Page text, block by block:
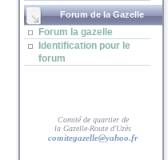
Forum de la Gazelle
Forum la gazelle
Identification pour le
forum
Comité de quartier de
la Gazelle-Route d'Uzès
comitegazelle@yahoo.fr